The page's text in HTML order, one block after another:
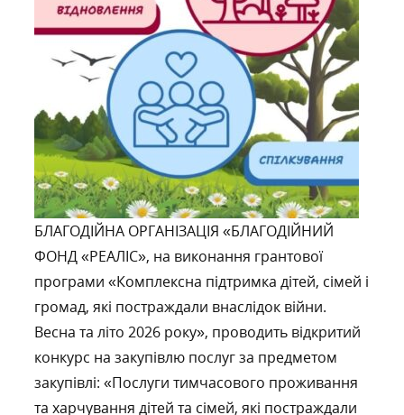
БЛАГОДІЙНА ОРГАНІЗАЦІЯ «БЛАГОДІЙНИЙ
ФОНД «РЕАЛІС», на виконання грантової
програми «Комплексна підтримка дітей, сімей і
громад, які постраждали внаслідок війни.
Весна та літо 2026 року», проводить відкритий
конкурс на закупівлю послуг за предметом
закупівлі: «Послуги тимчасового проживання
та харчування дітей та сімей, які постраждали